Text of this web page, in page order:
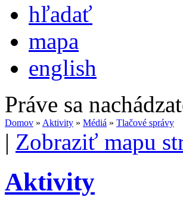
hľadať
mapa
english
Práve sa
Domov » Aktivity » Médiá » Tlačové správy
| Zobraziť mapu
Aktivity